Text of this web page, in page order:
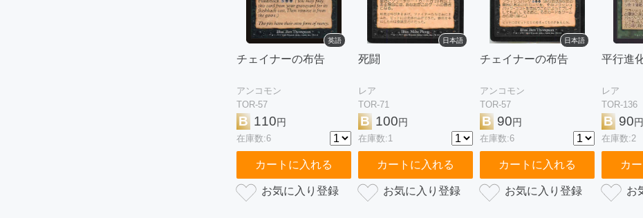
英語
チェイナーの布告
アンコモン
TOR-57
B 110円
在庫数:6
カートに入れる
日本語
死闘
レア
TOR-71
B 100円
在庫数:1
カートに入れる
日本語
チェイナーの布告
アンコモン
TOR-57
B 90円
在庫数:6
カートに入れる
平行進
レア
TOR-136
B 90円
在庫数:2
カ